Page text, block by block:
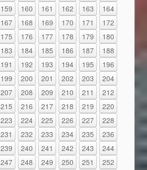
159 160 161 162 163
164
167 168 169 170 171
172
175 176 177 178 179
180
183 184 185 186 187
188
191 192 193 194 195
196
199 200 201 202 203
204
207 208 209 210 211
212
215 216 217 218 219
220
223 224 225 226 227
228
231 232 233 234 235
236
239 240 241 242 243
244
247 248 249 250 251
252